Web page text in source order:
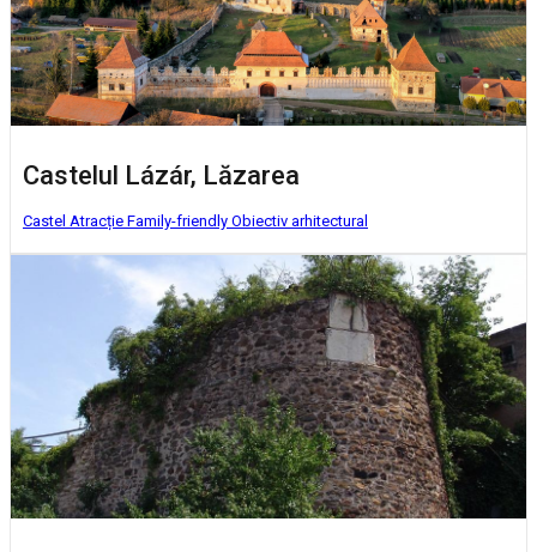
Castelul Lázár, Lăzarea
Castel Atracție Family-friendly Obiectiv arhitectural